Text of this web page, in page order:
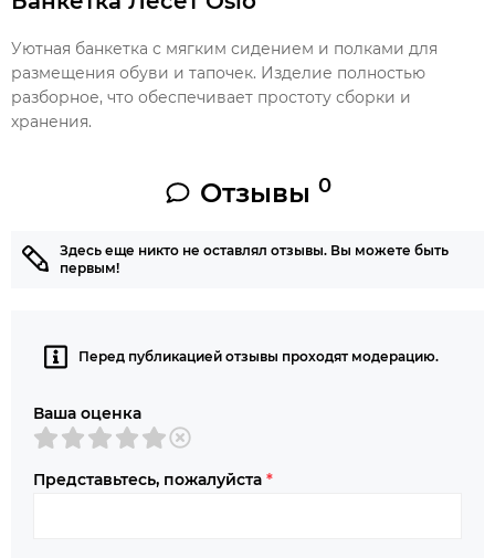
Уютная банкетка с мягким сидением и полками для
размещения обуви и тапочек. Изделие полностью
разборное, что обеспечивает простоту сборки и
хранения.
Отзывы0
Здесь еще никто не оставлял отзывы. Вы можете быть
первым!
Перед публикацией отзывы проходят модерацию.
Ваша оценка
Представьтесь, пожалуйста *